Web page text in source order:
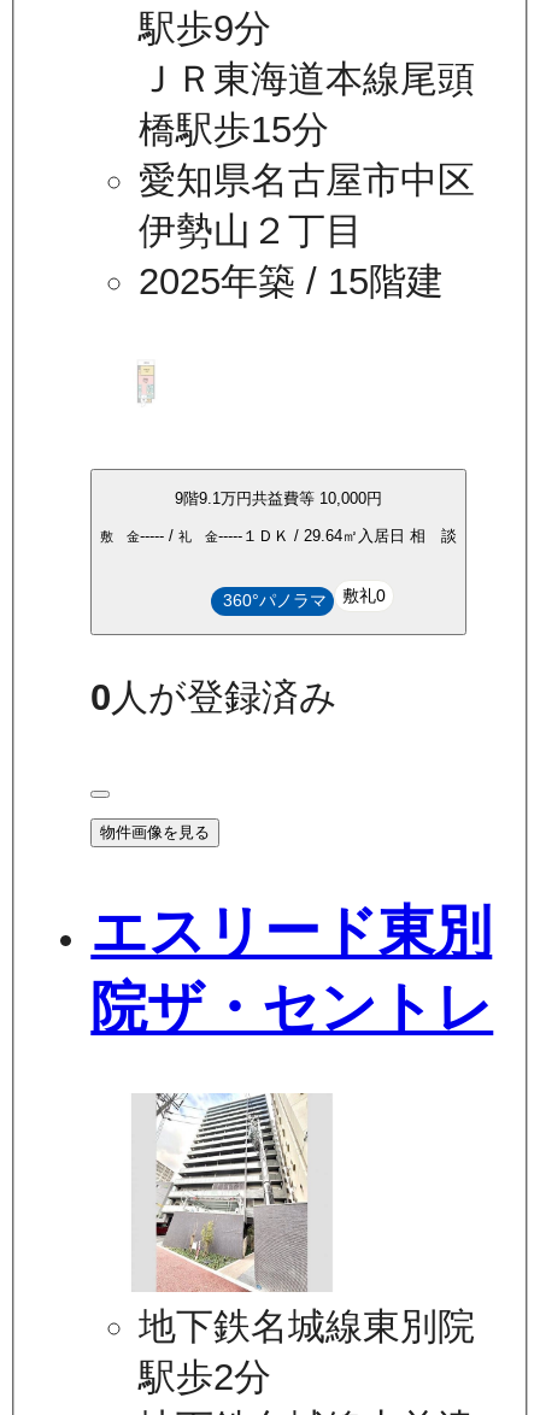
駅歩9分
ＪＲ東海道本線尾頭
橋駅歩15分
愛知県名古屋市中区
伊勢山２丁目
2025年築 / 15階建
9階9.1万円共益費等 10,000円
敷 金----- /礼 金----- １ＤＫ /29.64㎡ 入居日相 談
360°パノラマ 敷礼0
0人が登録済み
物件画像を見る
エスリード東別
院ザ・セントレ
地下鉄名城線東別院
駅歩2分